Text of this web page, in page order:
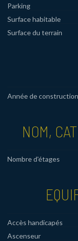
Parking
Surface habitable
Surface du terrain
Année de construction
NOM,
Nombre d'étages
Accès handicapés
Ascenseur